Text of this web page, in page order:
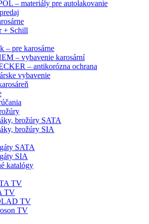
– materiály pre autolakovanie
+ Schill
– pre karosárne
– vybavenie karosární
– antikorózna ochrana
vybavenie
brožúry SATA
brožúry SIA
SATA
SIA
katalógy
TV
TV
TV
TV